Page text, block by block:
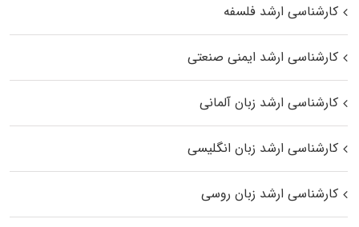
کارشناسی ارشد فلسفه
کارشناسی ارشد ایمنی صنعتی
کارشناسی ارشد زبان آلمانی
کارشناسی ارشد زبان انگلیسی
کارشناسی ارشد زبان روسی